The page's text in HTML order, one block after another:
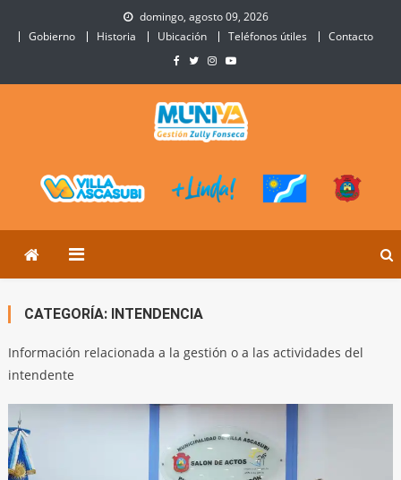
domingo, agosto 09, 2026
Gobierno
Historia Ubicación Teléfonos útiles Contacto
Ascasubi
CATEGORÍA: INTENDENCIA
Información relacionada a la gestión o a las actividades del
intendente